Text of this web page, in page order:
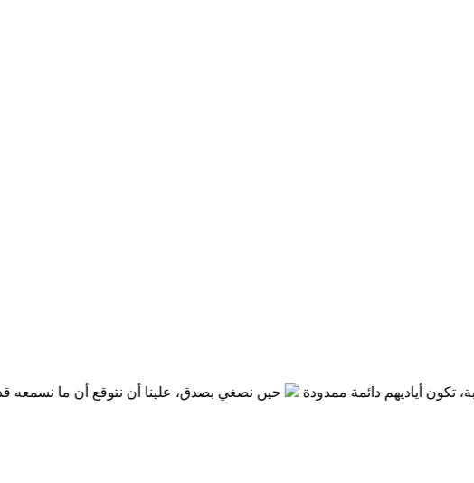
أياديهم دائمة ممدودة حين نصغي بصدق، علينا أن نتوقع أن ما نسمعه قد يغيرنا